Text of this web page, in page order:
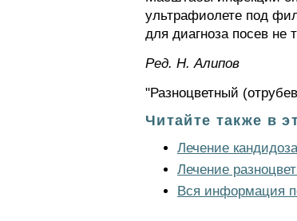
ультрафиолете под
для диагноза посев не
Ред. Н. Алипов
"Разноцветный
Читайте также в
Лечение кандидоза
Лечение
Вся информация